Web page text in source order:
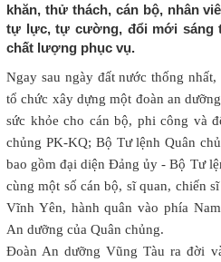
khăn, thử thách, cán bộ, nhân
tự lực, tự cường, đổi mới sáng
chất lượng phục vụ.
Ngay sau ngày đất nước thống
tổ chức xây dựng một đoàn an
sức khỏe cho cán bộ, phi công và
chủng PK-KQ; Bộ Tư lệnh Quân
bao gồm đại diện Đảng ủy - Bộ Tư
cùng một số cán bộ, sĩ quan, chiến
Vĩnh Yên, hành quân vào phía
An dưỡng của Quân chủng.
Đoàn An dưỡng Vũng Tàu ra đời